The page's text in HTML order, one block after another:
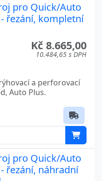
pro Quick/Auto
- řezání, kompletní
Kč 8.665,00
10.484,65 s DPH
a perforovací
Auto Plus.
pro Quick/Auto
- řezání, náhradní